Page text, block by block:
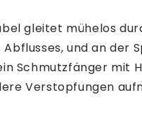
gleitet mühelos
Abflusses, und an der
Schmutzfänger mit
Verstopfungen